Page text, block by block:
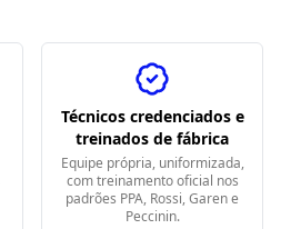
Técnicos credenciados e
treinados de fábrica
Equipe própria, uniformizada,
com treinamento oficial nos
padrões PPA, Rossi, Garen e
Peccinin.